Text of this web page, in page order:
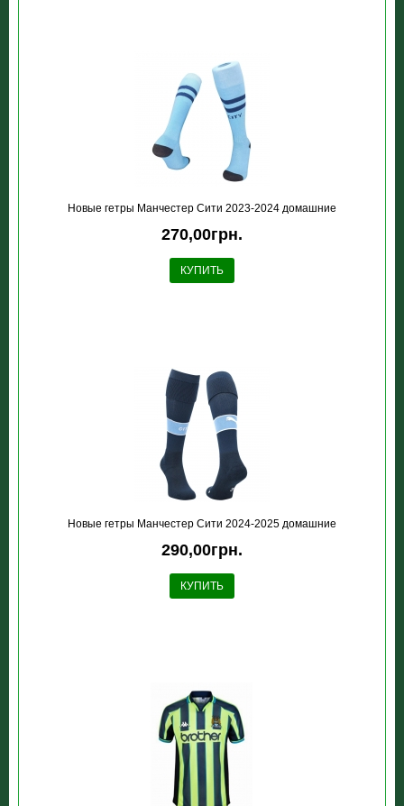
Новые гетры Манчестер Сити 2023-2024 домашние
270,00грн.
КУПИТЬ
Новые гетры Манчестер Сити 2024-2025 домашние
290,00грн.
КУПИТЬ